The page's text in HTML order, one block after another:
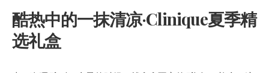
酷热中的一抹清凉·Clinique夏季精
选礼盒